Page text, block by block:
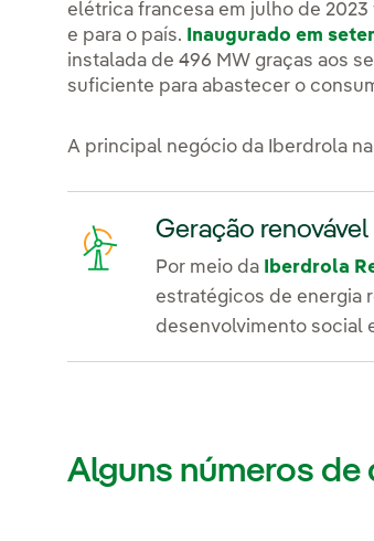
elétrica francesa em julho de
e para o país.
Inaugurado em
instalada de 496 MW graças aos
suficiente para abastecer o
A principal negócio da Iberdrola na
Geração renovável
Por meio da Iberdrola
estratégicos de energia
desenvolvimento social
Alguns números de